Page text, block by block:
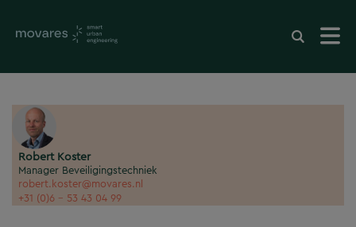
Robert Koster
Manager Beveiligingstechniek
robert.koster@movares.nl
+31 (0)6 - 53 43 04 99